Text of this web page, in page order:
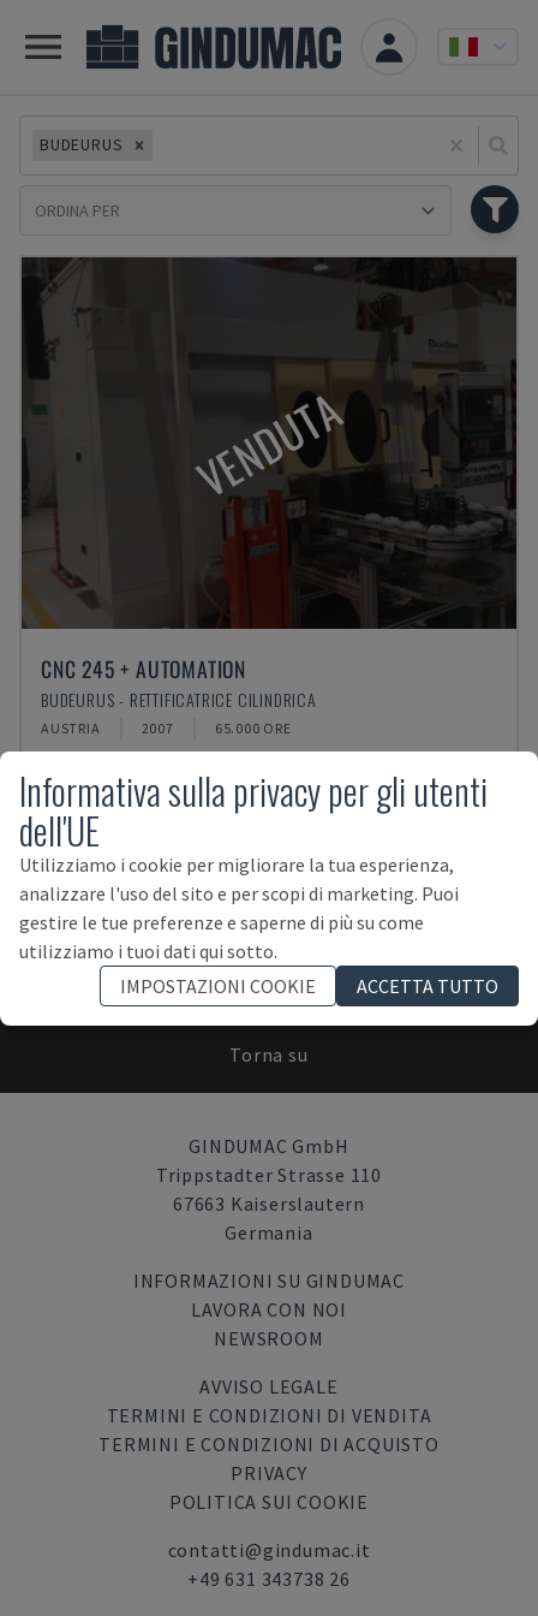
BUDEURUS
VENDUTA
CNC 245 + AUTOMATION
BUDEURUS - RETTIFICATRICE CILINDRICA
AUSTRIA 2007 65.000 ORE
ISCRIVITI ALLA NEWSLETTER!
Torna su
GINDUMAC GmbH
Trippstadter Strasse 110
67663 Kaiserslautern
Germania
INFORMAZIONI SU GINDUMAC
LAVORA CON NOI
NEWSROOM
AVVISO LEGALE
TERMINI E CONDIZIONI DI VENDITA
TERMINI E CONDIZIONI DI ACQUISTO
PRIVACY
POLITICA SUI COOKIE
contatti@gindumac.it
+49 631 343738 26
Informativa sulla privacy per gli utenti
dell'UE
Utilizziamo i cookie per migliorare la tua esperienza,
analizzare l'uso del sito e per scopi di marketing. Puoi
gestire le tue preferenze e saperne di più su come
utilizziamo i tuoi dati qui sotto.
IMPOSTAZIONI COOKIE
ACCETTA TUTTO